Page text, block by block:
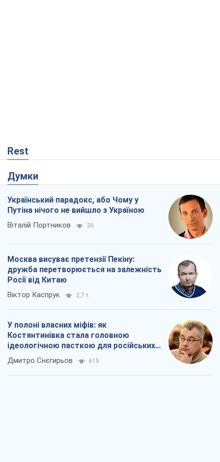
Rest
Думки
Український парадокс, або Чому у
Путіна нічого не вийшло з Україною
Віталій Портников 30
Москва висуває претензії Пекіну:
дружба перетворюється на залежність
Росії від Китаю
Віктор Каспрук 2,7 т.
У полоні власних міфів: як
Костянтинівка стала головною
ідеологічною пасткою для російських
окупантів
Дмитро Снєгирьов 615